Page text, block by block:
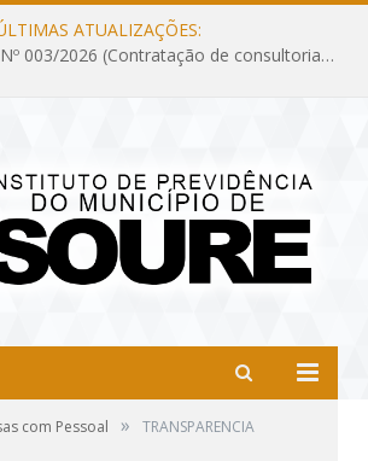
ATUALIZAÇÕES:
INEXIGIBILIDADE Nº 003/2026 (Contratação de consultoria previdenciária com finalidade de obtenção do CRP, confecção dos demonstrativos previdenciários DAIR, DIPR e DPIN, preparar e alimentar o CADPREV, em atendimento às demandas do Instituto de Previdência dos Servidores do Município de Soure – IPSMS, por um período de 10 (dez) meses)
com Pessoal »
TRANSPARENCIA